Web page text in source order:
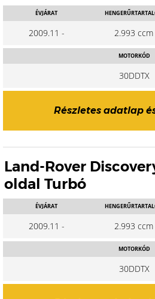
ÉVJÁRAT
2009.11 - 2.993 ccm
MOTORKÓD
30DDTX
Részletes adatlap
Land-Rover
oldal Turbó
ÉVJÁRAT
2009.11 - 2.993 ccm
MOTORKÓD
30DDTX